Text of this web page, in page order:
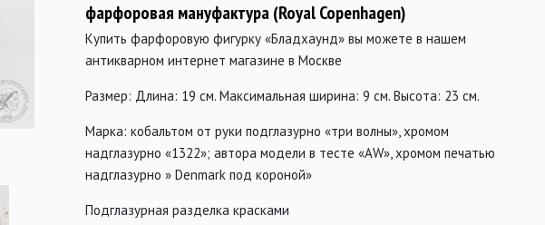
фарфоровая мануфактура (Royal Copenhagen)
Купить фарфоровую фигурку «Бладхаунд» вы можете в нашем
антикварном интернет магазине в Москве
Размер: Длина: 19 см. Максимальная ширина: 9 см. Высота: 23 см.
Марка: кобальтом от руки подглазурно «три волны», хромом
надглазурно «1322»; автора модели в тесте «АW», хромом печатью
надглазурно » Denmark под короной»
Подглазурная разделка красками